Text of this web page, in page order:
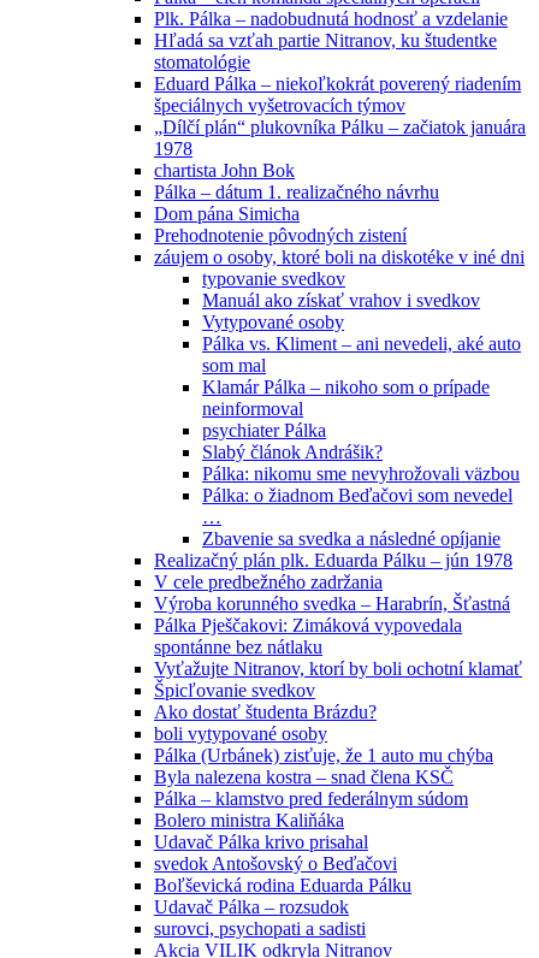
Plk. Pálka – nadobudnutá hodnosť a vzdelanie
Hľadá sa vzťah partie Nitranov, ku študentke
stomatológie
Eduard Pálka – niekoľkokrát poverený riadením
špeciálnych vyšetrovacích týmov
„Dílčí plán“ plukovníka Pálku – začiatok januára
1978
chartista John Bok
Pálka – dátum 1. realizačného návrhu
Dom pána Simicha
Prehodnotenie pôvodných zistení
záujem o osoby, ktoré boli na diskotéke v iné dni
typovanie svedkov
Manuál ako získať vrahov i svedkov
Vytypované osoby
Pálka vs. Kliment – ani nevedeli, aké auto
som mal
Klamár Pálka – nikoho som o prípade
neinformoval
psychiater Pálka
Slabý článok Andrášik?
Pálka: nikomu sme nevyhrožovali väzbou
Pálka: o žiadnom Beďačovi som nevedel
…
Zbavenie sa svedka a následné opíjanie
Realizačný plán plk. Eduarda Pálku – jún 1978
V cele predbežného zadržania
Výroba korunného svedka – Harabrín, Šťastná
Pálka Pješčakovi: Zimáková vypovedala
spontánne bez nátlaku
Vyťažujte Nitranov, ktorí by boli ochotní klamať
Špicľovanie svedkov
Ako dostať študenta Brázdu?
boli vytypované osoby
Pálka (Urbánek) zisťuje, že 1 auto mu chýba
Byla nalezena kostra – snad člena KSČ
Pálka – klamstvo pred federálnym súdom
Bolero ministra Kaliňáka
Udavač Pálka krivo prisahal
svedok Antošovský o Beďačovi
Boľševická rodina Eduarda Pálku
Udavač Pálka – rozsudok
surovci, psychopati a sadisti
Akcia VILIK odkryla Nitranov